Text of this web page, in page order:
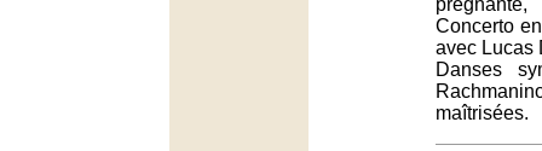
Concerto
avec Lucas
Danses
maîtrisées.